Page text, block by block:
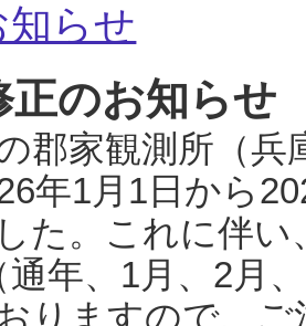
らせ
正のお知らせ
郡家観測所（
年1月1日から
た。これに伴い
通年、1月、2月
りますので、